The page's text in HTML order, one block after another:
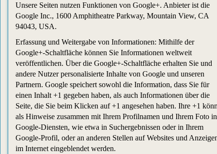
Unsere Seiten nutzen Funktionen von Google+. Anbieter ist die
Google Inc., 1600 Amphitheatre Parkway, Mountain View, CA
94043, USA.
Erfassung und Weitergabe von Informationen: Mithilfe der
Google+-Schaltfläche können Sie Informationen weltweit
veröffentlichen. Über die Google+-Schaltfläche erhalten Sie und
andere Nutzer personalisierte Inhalte von Google und unseren
Partnern. Google speichert sowohl die Information, dass Sie für
einen Inhalt +1 gegeben haben, als auch Informationen über die
Seite, die Sie beim Klicken auf +1 angesehen haben. Ihre +1
als Hinweise zusammen mit Ihrem Profilnamen und Ihrem Foto in
Google-Diensten, wie etwa in Suchergebnissen oder in Ihrem
Google-Profil, oder an anderen Stellen auf Websites und
im Internet eingeblendet werden.